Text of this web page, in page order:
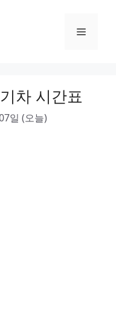
Menu
차 시간표
일 (오늘)